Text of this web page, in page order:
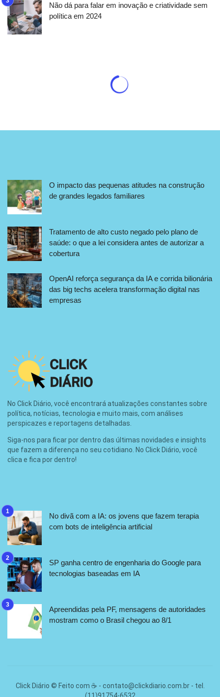
Não dá para falar em inovação e criatividade sem
política em 2024
O impacto das pequenas atitudes na construção
de grandes legados familiares
Tratamento de alto custo negado pelo plano de
saúde: o que a lei considera antes de autorizar a
cobertura
OpenAI reforça segurança da IA e corrida bilionária
das big techs acelera transformação digital nas
empresas
No Click Diário, você encontrará atualizações constantes sobre
política, notícias, tecnologia e muito mais, com análises
perspicazes e reportagens detalhadas.
Siga-nos para ficar por dentro das últimas novidades e insights
que fazem a diferença no seu cotidiano. No Click Diário, você
clica e fica por dentro!
No divã com a IA: os jovens que fazem terapia
com bots de inteligência artificial
SP ganha centro de engenharia do Google para
tecnologias baseadas em IA
Apreendidas pela PF, mensagens de autoridades
mostram como o Brasil chegou ao 8/1
Click Diário © Feito com ☕ - contato@clickdiario.com.br- tel.
(11)91754-6532